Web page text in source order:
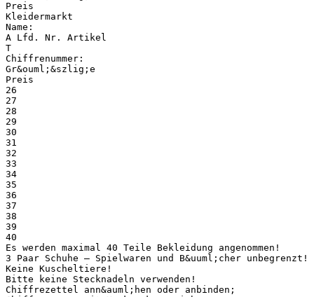
Preis
Kleidermarkt
Name:
A Lfd. Nr. Artikel
T
Chiffrenummer:
Gr&ouml;&szlig;e
Preis
26
27
28
29
30
31
32
33
34
35
36
37
38
39
40
Es werden maximal 40 Teile Bekleidung angenommen!
3 Paar Schuhe – Spielwaren und B&uuml;cher unbegrenzt!
Keine Kuscheltiere!
Bitte keine Stecknadeln verwenden!
Chiffrezettel ann&auml;hen oder anbinden;